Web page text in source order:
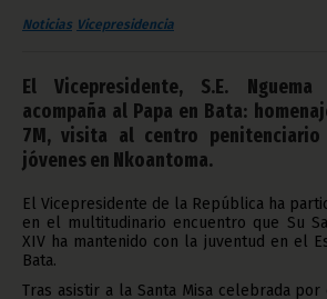
Noticias Vicepresidencia
El Vicepresidente, S.E. Nguema
acompaña al Papa en Bata:
7M, visita al centro
jóvenes en Nkoantoma.
El Vicepresidente de la República ha
en el multitudinario encuentro que Su
XIV ha mantenido con la juventud en el
Bata.
Tras asistir a la Santa Misa celebrada